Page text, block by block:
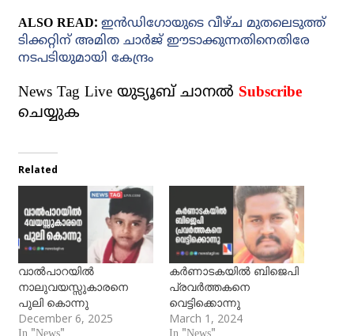
ALSO READ: ഇന്‍ഡിഗോയുടെ വീഴ്ച മുതലെടുത്ത്
ടിക്കറ്റിന് അമിത ചാര്‍ജ് ഈടാക്കുന്നതിനെതിരേ
നടപടിയുമായി കേന്ദ്രം
News Tag Live യുട്യൂബ് ചാനല്‍ Subscribe
ചെയ്യുക
Related
വാല്‍പാറയില്‍
നാലുവയസ്സുകാരനെ
പുലി കൊന്നു
December 6, 2025
കര്‍ണാടകയില്‍ ബിജെപി
പ്രവര്‍ത്തകനെ
വെട്ടിക്കൊന്നു
March 1, 2024